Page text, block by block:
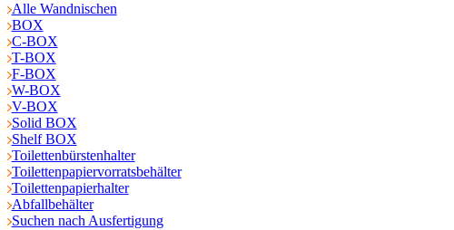
Alle Wandnischen
BOX
C-BOX
T-BOX
F-BOX
W-BOX
V-BOX
Solid BOX
Shelf BOX
Toilettenbürstenhalter
Toilettenpapiervorratsbehälter
Toilettenpapierhalter
Abfallbehälter
Suchen nach Ausfertigung